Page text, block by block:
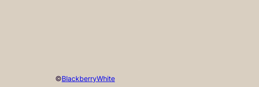
©BlackberryWhite